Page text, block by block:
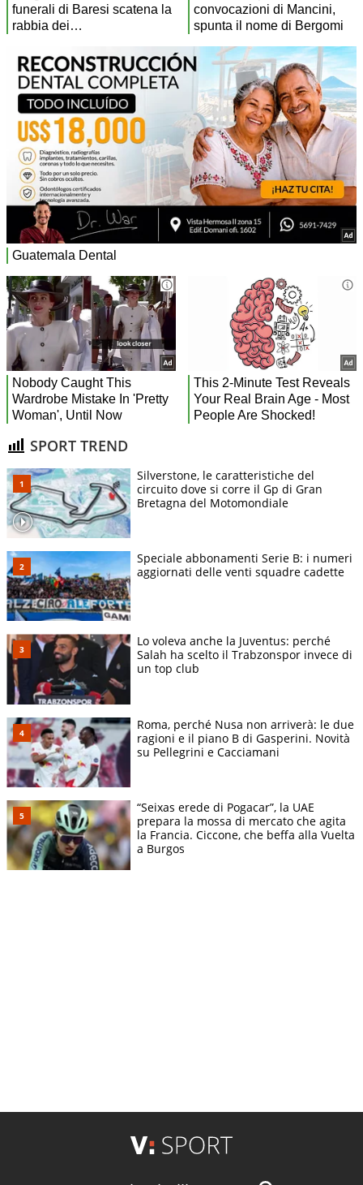
SPORT TREND
Silverstone, le caratteristiche del
circuito dove si corre il Gp di Gran
Bretagna del Motomondiale
Speciale abbonamenti Serie B: i numeri
aggiornati delle venti squadre cadette
Lo voleva anche la Juventus: perché
Salah ha scelto il Trabzonspor invece di
un top club
Roma, perché Nusa non arriverà: le due
ragioni e il piano B di Gasperini. Novità
su Pellegrini e Cacciamani
“Seixas erede di Pogacar”, la UAE
prepara la mossa di mercato che agita
la Francia. Ciccone, che beffa alla Vuelta
a Burgos